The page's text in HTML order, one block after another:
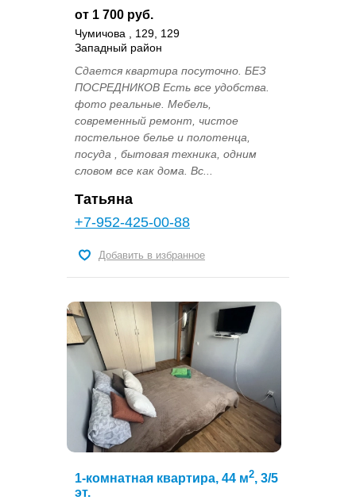
от 1 700 руб.
Чумичова , 129, 129
Западный район
Сдается квартира посуточно. БЕЗ
ПОСРЕДНИКОВ Есть все удобства.
фото реальные. Мебель,
современный ремонт, чистое
постельное белье и полотенца,
посуда , бытовая техника, одним
словом все как дома. Вс...
Татьяна
+7-952-425-00-88
Добавить в избранное
1-комнатная квартира, 44 м2, 3/5
эт.